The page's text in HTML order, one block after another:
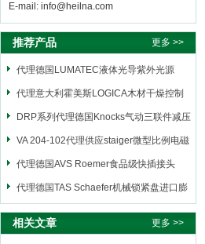
E-mail: info@heilna.com
推荐产品 更多 >>
代理德国LUMATEC液体光导紫外光源
代理意大利霍美斯LOGICA木材干燥控制
仪
DRP系列代理德国Knocks气动三联件减压
阀
VA 204-102代理供应staiger微型比例电磁
阀
代理德国AVS Roemer食品级快插接头
代理德国TAS Schaefer机械锁紧盘进口膨
胀套
相关文章 更多 >>